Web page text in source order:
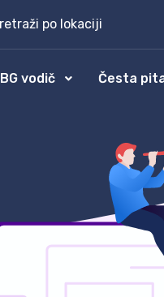
po lokaciji
BG vodič Česta